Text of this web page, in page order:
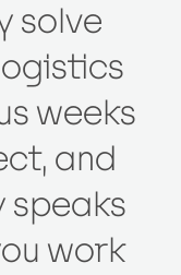
solve
weeks
and
speaks
work